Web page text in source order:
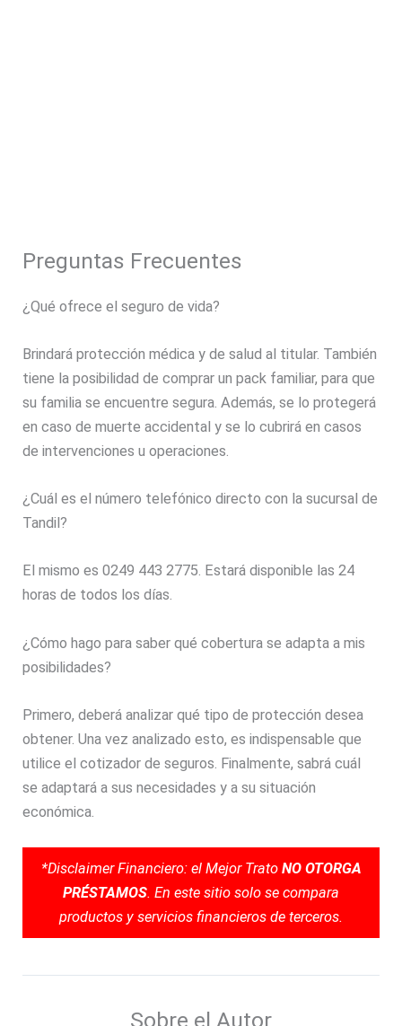
Preguntas Frecuentes
¿Qué ofrece el seguro de vida?
Brindará protección médica y de salud al titular. También
tiene la posibilidad de comprar un pack familiar, para que
su familia se encuentre segura. Además, se lo protegerá
en caso de muerte accidental y se lo cubrirá en casos
de intervenciones u operaciones.
¿Cuál es el número telefónico directo con la sucursal de
Tandil?
El mismo es 0249 443 2775. Estará disponible las 24
horas de todos los días.
¿Cómo hago para saber qué cobertura se adapta a mis
posibilidades?
Primero, deberá analizar qué tipo de protección desea
obtener. Una vez analizado esto, es indispensable que
utilice el cotizador de seguros. Finalmente, sabrá cuál
se adaptará a sus necesidades y a su situación
económica.
*Disclaimer Financiero: el Mejor Trato NO OTORGA
PRÉSTAMOS. En este sitio solo se compara
productos y servicios financieros de terceros.
Sobre el Autor